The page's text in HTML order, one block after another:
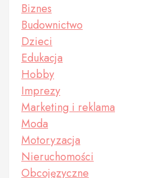
Biznes
Budownictwo
Dzieci
Edukacja
Hobby
Imprezy
Marketing i reklama
Moda
Motoryzacja
Nieruchomości
Obcojęzyczne